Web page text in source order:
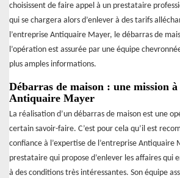
choisissent de faire appel à un prestataire
qui se chargera alors d’enlever à des tarifs
l’entreprise Antiquaire Mayer, le débarras de
l’opération est assurée par une équipe
plus amples informations.
Débarras de maison : une mission
Antiquaire Mayer
La réalisation d’un débarras de maison est une
certain savoir-faire. C’est pour cela qu’il est
confiance à l’expertise de l’entreprise Antiquaire
prestataire qui propose d’enlever les affaires qui
à des conditions très intéressantes. Son équipe